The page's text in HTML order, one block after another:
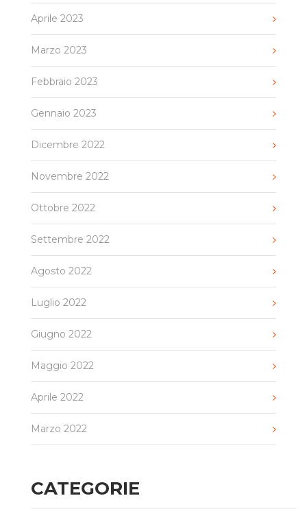
Aprile 2023
Marzo 2023
Febbraio 2023
Gennaio 2023
Dicembre 2022
Novembre 2022
Ottobre 2022
Settembre 2022
Agosto 2022
Luglio 2022
Giugno 2022
Maggio 2022
Aprile 2022
Marzo 2022
CATEGORIE